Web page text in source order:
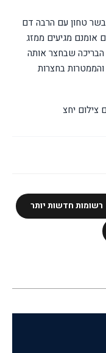
טחון עם הרבה דם
אומנם מגיעים ממזג
הבריכה שבחצר אותה
בחצרות
צילום יחצ
רשומות חדשות יותר